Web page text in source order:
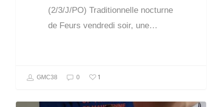
(2/3/J/PO) Traditionnelle nocturne
de Feurs vendredi soir, une…
GMC38 0 1